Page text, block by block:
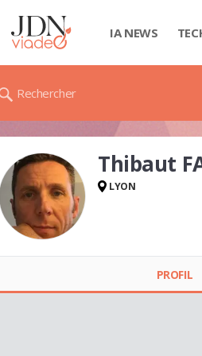
IA NEWS
Rechercher
Thibaut
LYON
PROFIL